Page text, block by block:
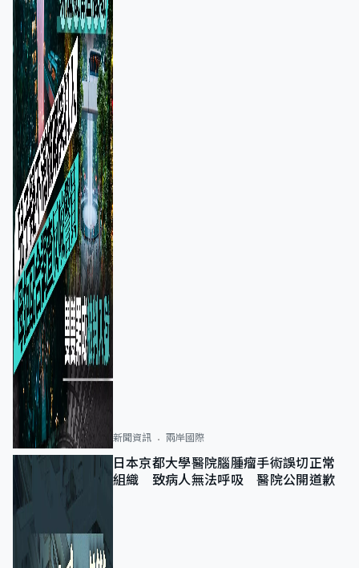
新聞資訊 兩岸國際
日本京都大學醫院腦腫瘤手術誤切正常
組織 致病人無法呼吸 醫院公開道歉